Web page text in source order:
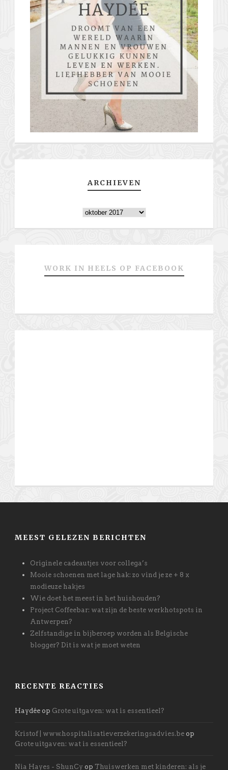
ARCHIEVEN
Archieven
WORK IN HEELS OP FACEBOOK
MEEST GELEZEN BERICHTEN
Originele cadeautjes voor collega’s
Mooie schoenen met lage hak: zo vind je ze + 8 x
modieuze hakjes
Wie doet het meest in het huishouden?
Project Coffeebar: wat zijn de beste werkhotspots in
Antwerpen?
Zelfstandige in bijberoep worden als Belgische
blogger? Dit is wat je moet weten
RECENTE REACTIES
Haydée op Grote uitgaven: wat is essentieel?
Kristof | www.hospitalisatieverzekeringsadvies.be op
Grote uitgaven: wat is essentieel?
Nia Hayes - ShunCy op Thuiswerken met kinderen: als je